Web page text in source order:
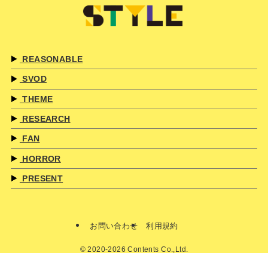
REASONABLE
SVOD
THEME
RESEARCH
FAN
HORROR
PRESENT
お問い合わせ 利用規約
© 2020-2026 Contents Co.,Ltd.